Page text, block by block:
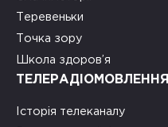
Теревеньки
Точка зору
Школа здоров’я
ТЕЛЕРАДІОМОВЛЕННЯ
Історія телеканалу